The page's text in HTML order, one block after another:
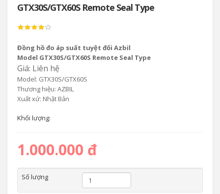
GTX30S/GTX60S Remote Seal Type
Đồng hồ đo áp suất tuyệt đối Azbil
Model GTX30S/GTX60S Remote Seal Type
Giá: Liên hệ
Model: GTX30S/GTX60S
Thương hiệu: AZBIL
Xuất xứ: Nhật Bản
Khối lượng:
1.000.000 đ
Số lượng